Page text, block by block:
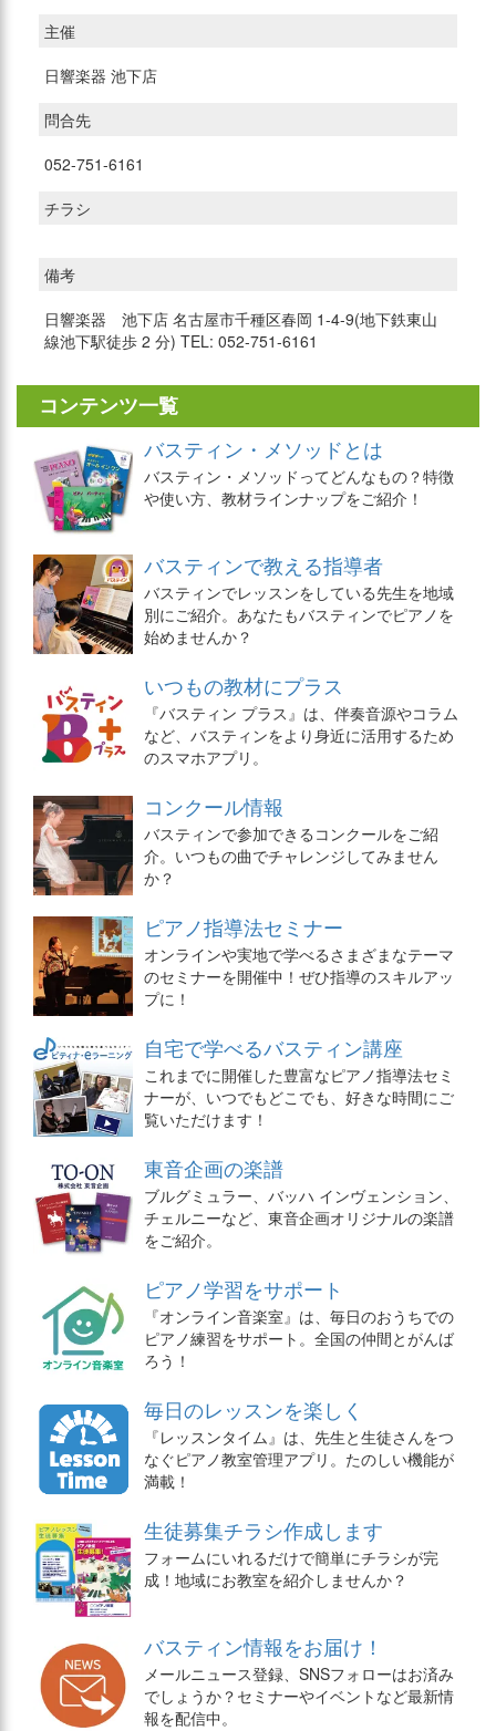
主催
日響楽器 池下店
問合先
052-751-6161
チラシ
備考
日響楽器 池下店 名古屋市千種区春岡 1-4-9(地下鉄東山
線池下駅徒歩 2 分) TEL: 052-751-6161
コンテンツ一覧
バスティン・メソッドとは
バスティン・メソッドってどんなもの？特徴
や使い方、教材ラインナップをご紹介！
バスティンで教える指導者
バスティンでレッスンをしている先生を地域
別にご紹介。あなたもバスティンでピアノを
始めませんか？
いつもの教材にプラス
『バスティン プラス』は、伴奏音源やコラム
など、バスティンをより身近に活用するため
のスマホアプリ。
コンクール情報
バスティンで参加できるコンクールをご紹
介。いつもの曲でチャレンジしてみません
か？
ピアノ指導法セミナー
オンラインや実地で学べるさまざまなテーマ
のセミナーを開催中！ぜひ指導のスキルアッ
プに！
自宅で学べるバスティン講座
これまでに開催した豊富なピアノ指導法セミ
ナーが、いつでもどこでも、好きな時間にご
覧いただけます！
東音企画の楽譜
ブルグミュラー、バッハ インヴェンション、
チェルニーなど、東音企画オリジナルの楽譜
をご紹介。
ピアノ学習をサポート
『オンライン音楽室』は、毎日のおうちでの
ピアノ練習をサポート。全国の仲間とがんば
ろう！
毎日のレッスンを楽しく
『レッスンタイム』は、先生と生徒さんをつ
なぐピアノ教室管理アプリ。たのしい機能が
満載！
生徒募集チラシ作成します
フォームにいれるだけで簡単にチラシが完
成！地域にお教室を紹介しませんか？
バスティン情報をお届け！
メールニュース登録、SNSフォローはお済み
でしょうか？セミナーやイベントなど最新情
報を配信中。